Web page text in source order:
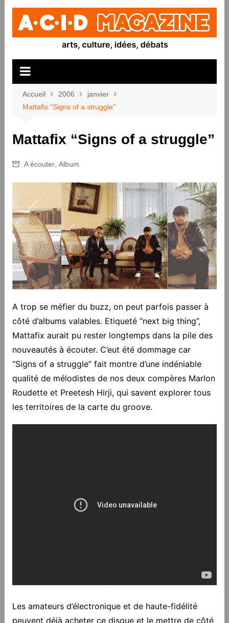
Aller
contenu
Accueil 2006
janvier
Mattafix “Signs of a struggle”
Mattafix “Signs of a struggle”
A écouter, Album
A trop se méfier du buzz, on peut parfois passer à
côté d’albums valables. Etiqueté “next big thing”,
Mattafix aurait pu rester longtemps dans la pile des
nouveautés à écouter. C’eut été dommage car
“Signs of a struggle” fait montre d’une indéniable
qualité de mélodistes de nos deux compères Marlon
Roudette et Preetesh Hirji, qui savent explorer tous
les territoires de la carte du groove.
Les amateurs d’électronique et de haute-fidélité
peuvent déjà acheter ce disque et le mettre de côté